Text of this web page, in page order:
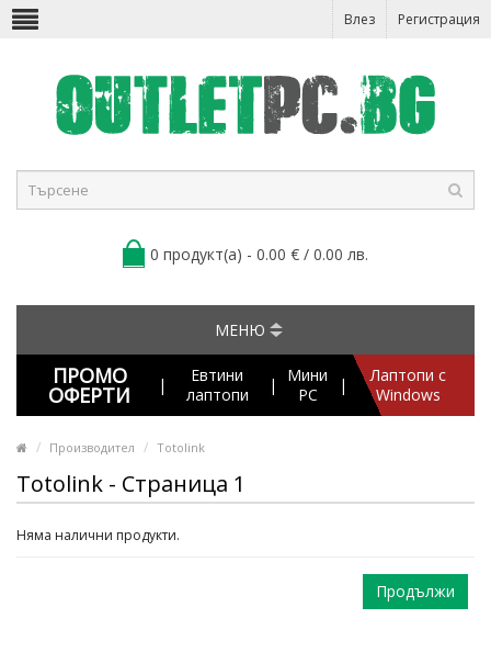
Влез Регистрация
0 продукт(а) - 0.00 € / 0.00 лв.
МЕНЮ
ПРОМО
ОФЕРТИ |
Евтини
лаптопи
|
Мини
PC
|
Лаптопи с
Windows
Производител Totolink
Totolink - Страница 1
Няма налични продукти.
Продължи